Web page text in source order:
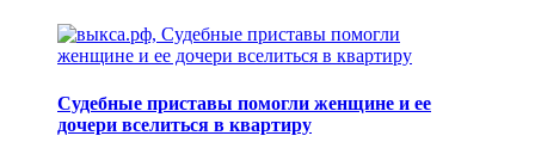
Судебные приставы помогли женщине и ее
дочери вселиться в квартиру